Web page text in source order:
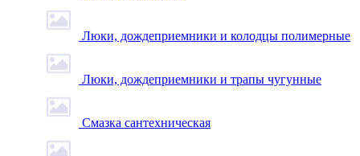
Люки, дождеприемники и колодцы полимерные
Люки, дождеприемники и трапы чугунные
Смазка сантехническая